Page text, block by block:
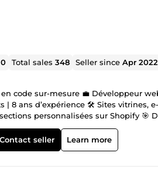
0 Total sales348 Seller sinceApr 2022
code sur-mesure 💼 Développeur
| 8 ans d’expérience 🛠️ Sites vitrines,
personnalisées sur Shopify 🎯
visibilité 🚀 Maîtrise de Google
concrets 💬 Prêt à lancer ou
pour démarrer. NB : Pour
Contact seller Learn more